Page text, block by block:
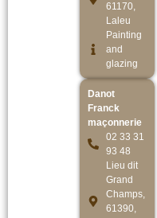
61170,
Laleu
Painting
and
glazing
Danot
Franck
maçonnerie
02 33 31
93 48
Lieu dit
Grand
Champs,
61390,